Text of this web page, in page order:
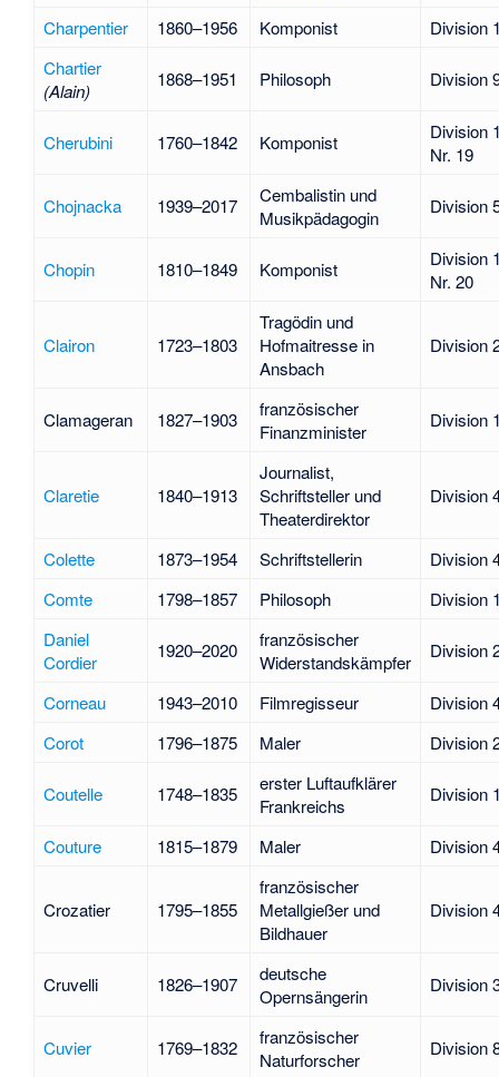
Charpentier 1860–1956 Komponist
Division
Chartier
(Alain)
1868–1951 Philosoph Division
Cherubini 1760–1842 Komponist
Division
Nr. 19
Chojnacka 1939–2017
Cembalistin und
Musikpädagogin
Division
Chopin 1810–1849 Komponist
Division
Nr. 20
Clairon 1723–1803
Tragödin und
Hofmaitresse in
Ansbach
Division
Clamageran 1827–1903
französischer
Finanzminister
Division
Claretie 1840–1913
Journalist,
Schriftsteller und
Theaterdirektor
Division
Colette 1873–1954 Schriftstellerin
Division
Comte
1798–1857 Philosoph
Division
Daniel
Cordier
1920–2020
französischer
Widerstandskämpfer
Division
Corneau 1943–2010 Filmregisseur
Division
Corot
1796–1875 Maler Division
Coutelle 1748–1835
erster Luftaufklärer
Frankreichs
Division
Couture 1815–1879 Maler Division
Crozatier 1795–1855
französischer
Metallgießer und
Bildhauer
Division
Cruvelli 1826–1907
deutsche
Opernsängerin
Division
Cuvier 1769–1832
französischer
Naturforscher
Division